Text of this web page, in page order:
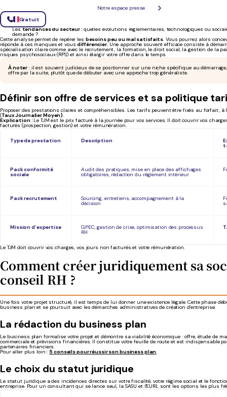
Notre espace presse
Gratuit
quels services proposent-ils et avec quel niveau de qualité ?
Leurstarifs :comment se positionnent-ils par rapport à la valeur qu’ils apportent ?
Lesclients potentiels :
?
Lestendances du secteur : quelles évolutions réglementaires, technologiques ou
demande ?
Cette analyse permet de repérer les besoins peu ou mal satisfaits. Vous pourrez alors
réponde à ces manques et vousdifférencier.Une approche souvent efficace consiste à
spécialisation claire comme avec le recrutement, la formation, le droit social, la gestion de la
risques psychosociaux (RPS) et ainsi élargir votre offre dans le temps.
À noter : il est souvent judicieux de se positionner sur une niche spécifique au
offre par la suite, plutôt que de débuter avec une approche trop généraliste.
Définir son offre de services et sa politique
Proposer des prestations claires et compréhensibles. Les tarifs peuvent être fixés au forfait, à
(Taux Journalier Moyen).
Explication : Le TJM est le prix facturé à la journée pour vos services. Il doit couvrir vos
facturés (prospection, gestion) et votre rémunération.
Type de prestation Description
Pack conformité
sociale
Audit des pratiques, mise en place des affichages
obligatoires, rédaction du règlement intérieur
Pack recrutement Sourcing, entretiens, accompagnement à la
décision
Mission d’expertise GPEC, gestion de crise, optimisation des processus
RH
Le TJM doit couvrir vos charges, vos jours non facturés et votre rémunération.
Comment créer juridiquement sa
conseil RH ?
Une fois votre projet structuré, il est temps de lui donner une existence légale. Cette phase
business plan et se poursuit avec les démarches administratives de création d'entreprise.
La rédaction du business plan
Le business plan formalise votre projet et démontre sa viabilité économique : offre, étude de
commerciale et prévisions financières. Il constitue votre feuille de route et est indispensable
partenaires financiers.
Pour aller plus loin: 5 conseils pour réussir son business plan.
Le choix du statut juridique
Le statut juridique a des incidences directes sur votre fiscalité, votre régime social et le
entreprise. Pour un consultant qui se lance seul, la SASU et l'EURL sont les options les plus